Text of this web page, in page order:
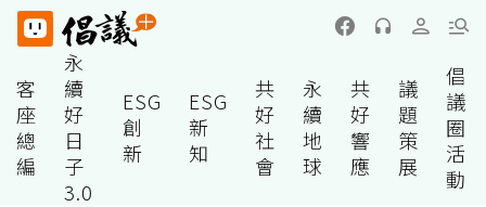
客
座
總
編
永
續
好
日
子
3.0
ESG
創
新
ESG
新
知
共
好
社
會
永
續
地
球
共
好
響
應
議
題
策
展
倡
議
圈
活
動